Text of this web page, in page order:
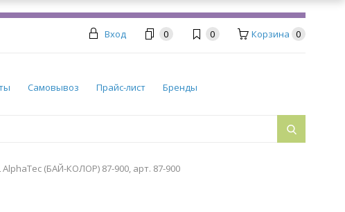
Вход 0 0 Корзина 0
Самовывоз Прайс-лист Бренды
AlphaTec (БАЙ-КОЛОР) 87-900, арт. 87-900